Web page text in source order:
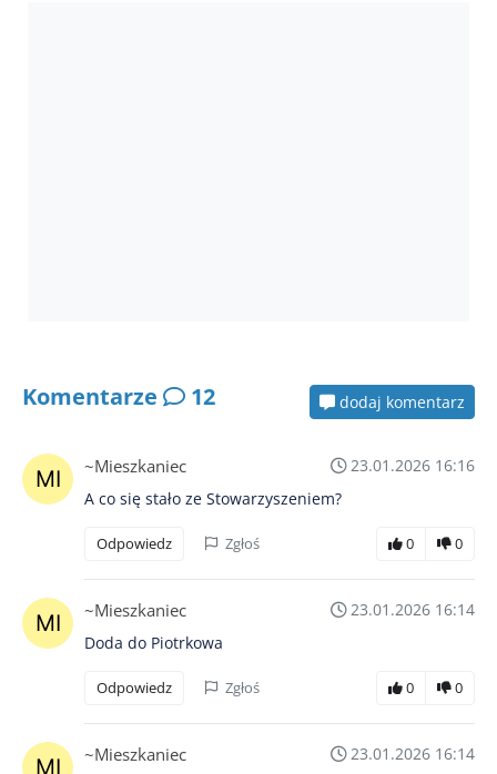
Komentarze 12 dodaj komentarz
~Mieszkaniec
23.01.2026 16:16
A co się stało ze Stowarzyszeniem?
Odpowiedz Zgłoś 0 0
~Mieszkaniec
23.01.2026 16:14
Doda do Piotrkowa
Odpowiedz Zgłoś 0 0
~Mieszkaniec
23.01.2026 16:14